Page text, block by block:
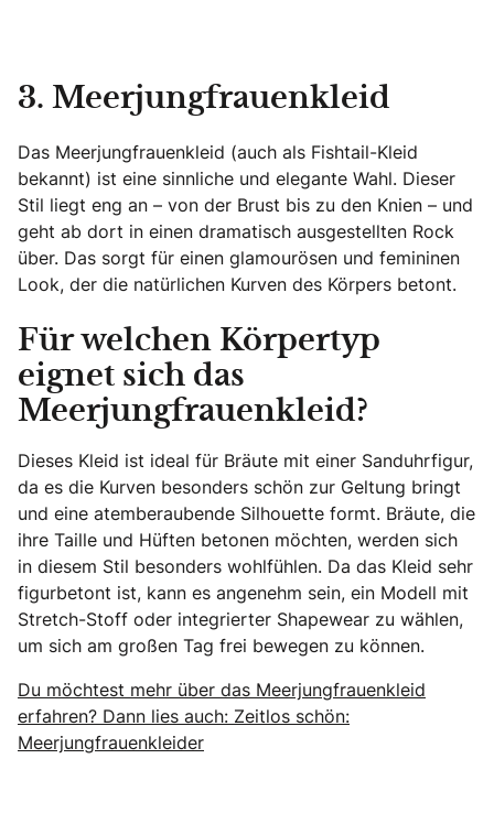
3. Meerjungfrauenkleid
Das Meerjungfrauenkleid (auch als Fishtail-Kleid
bekannt) ist eine sinnliche und elegante Wahl. Dieser
Stil liegt eng an – von der Brust bis zu den Knien – und
geht ab dort in einen dramatisch ausgestellten Rock
über. Das sorgt für einen glamourösen und femininen
Look, der die natürlichen Kurven des Körpers betont.
Für welchen Körpertyp
eignet sich das
Meerjungfrauenkleid?
Dieses Kleid ist ideal für Bräute mit einer Sanduhrfigur,
da es die Kurven besonders schön zur Geltung bringt
und eine atemberaubende Silhouette formt. Bräute, die
ihre Taille und Hüften betonen möchten, werden sich
in diesem Stil besonders wohlfühlen. Da das Kleid sehr
figurbetont ist, kann es angenehm sein, ein Modell mit
Stretch-Stoff oder integrierter Shapewear zu wählen,
um sich am großen Tag frei bewegen zu können.
Du möchtest mehr über das Meerjungfrauenkleid
erfahren? Dann lies auch: Zeitlos schön:
Meerjungfrauenkleider